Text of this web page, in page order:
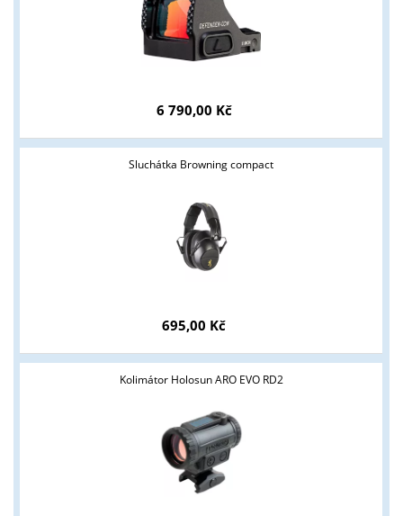
6 790,00 Kč
Sluchátka Browning compact
695,00 Kč
Kolimátor Holosun ARO EVO RD2
Tyto stránky jsou určeny pouze odborné veřejnosti od 18 let a
ANO